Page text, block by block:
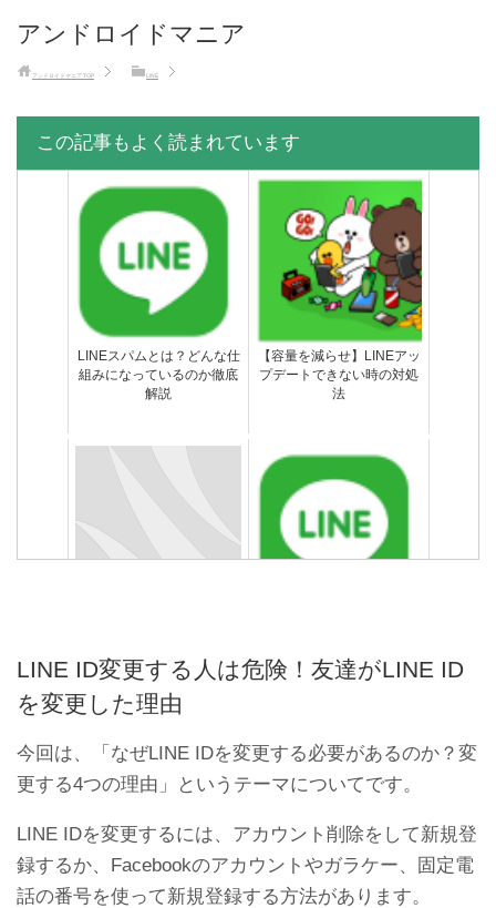
アンドロイドマニア
アンドロイドマニア TOP LINE
この記事もよく読まれています
LINEスパムとは？どんな仕
組みになっているのか徹底
解説
【容量を減らせ】LINEアッ
プデートできない時の対処
法
の決め方
法
LINEスタンププレゼント以
LINEアイコンの通知表示が
LINE ID変更する人は危険！友達がLINE ID
を変更した理由
今回は、「なぜLINE IDを変更する必要があるのか？変
更する4つの理由」というテーマについてです。
LINE IDを変更するには、アカウント削除をして新規登
録するか、Facebookのアカウントやガラケー、固定電
話の番号を使って新規登録する方法があります。